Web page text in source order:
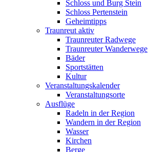
Schloss und Burg Stein
Schloss Pertenstein
Geheimtipps
Traunreut aktiv
Traunreuter Radwege
Traunreuter Wanderwege
Bäder
Sportstätten
Kultur
Veranstaltungskalender
Veranstaltungsorte
Ausflüge
Radeln in der Region
Wandern in der Region
Wasser
Kirchen
Berge